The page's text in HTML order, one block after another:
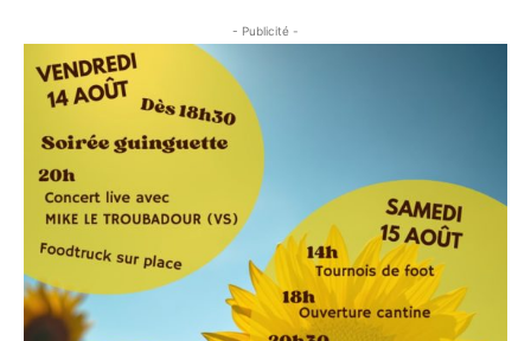
- Publicité -